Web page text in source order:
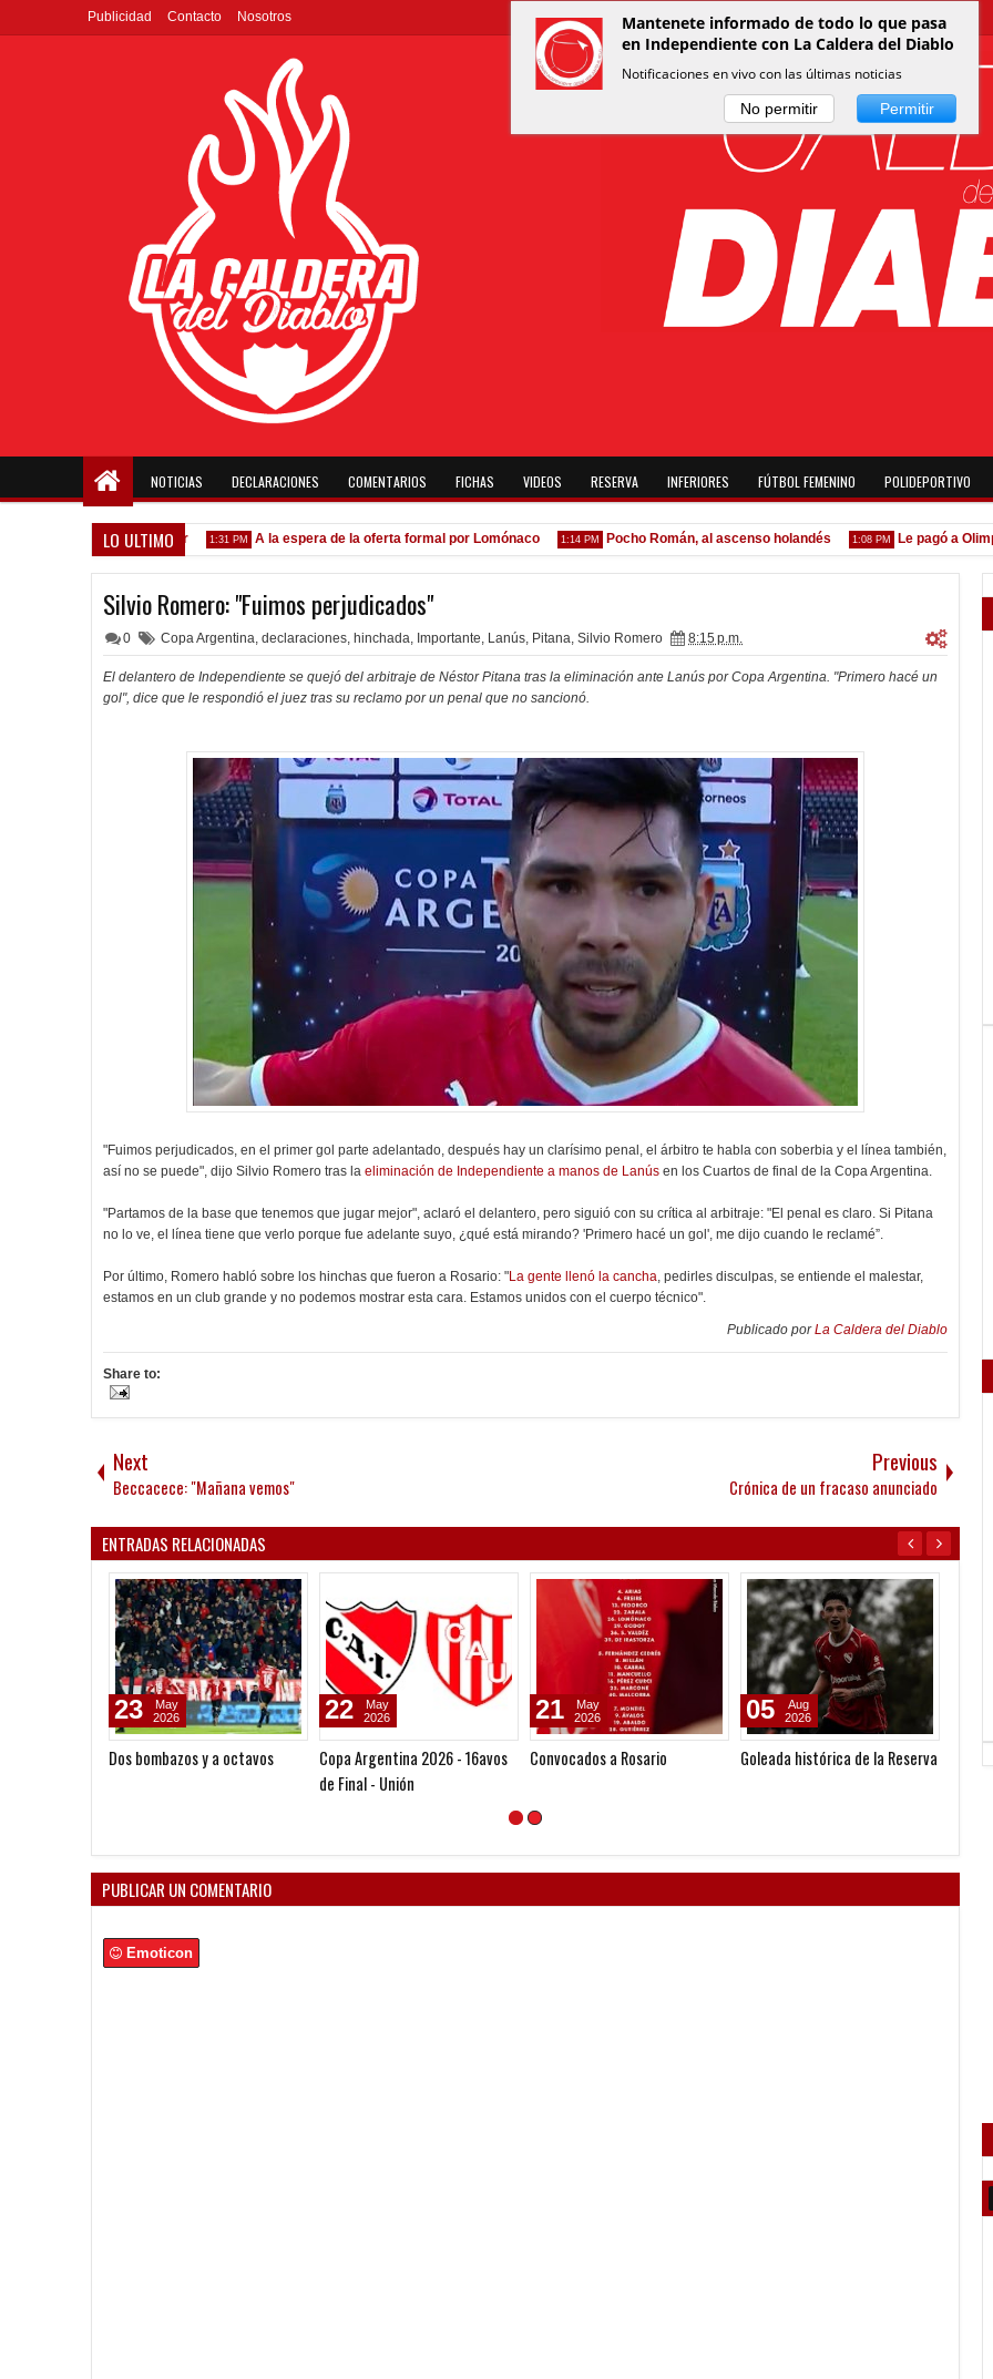
Publicidad Contacto Nosotros
NOTICIAS DECLARACIONES COMENTARIOS FICHAS VIDEOS RESERVA INFERIORES FÚTBOL FEMENINO POLIDEPORTIVO
LO ULTIMO
ante el Calamar 1:31 PM A la espera de la oferta formal por Lomónaco 1:14 PM Pocho Román, al ascenso holandés 1:08 PM Le pagó a Olimpia
Silvio Romero: "Fuimos perjudicados"
0 Copa Argentina, declaraciones, hinchada, Importante, Lanús, Pitana, Silvio Romero 8:15 p.m.
El delantero de Independiente se quejó del arbitraje de Néstor Pitana tras la eliminación ante Lanús por Copa Argentina. "Primero hacé un
gol", dice que le respondió el juez tras su reclamo por un penal que no sancionó.
"Fuimos perjudicados, en el primer gol parte adelantado, después hay un clarísimo penal, el árbitro te habla con soberbia y el línea también,
así no se puede", dijo Silvio Romero tras la eliminación de Independiente a manos de Lanús en los Cuartos de final de la Copa Argentina.
"Partamos de la base que tenemos que jugar mejor", aclaró el delantero, pero siguió con su crítica al arbitraje: "El penal es claro. Si Pitana
no lo ve, el línea tiene que verlo porque fue adelante suyo, ¿qué está mirando? 'Primero hacé un gol', me dijo cuando le reclamé”.
Por último, Romero habló sobre los hinchas que fueron a Rosario: "La gente llenó la cancha, pedirles disculpas, se entiende el malestar,
estamos en un club grande y no podemos mostrar esta cara. Estamos unidos con el cuerpo técnico".
Publicado porLa Caldera del Diablo
Share to:
Next
Beccacece: "Mañana vemos"
Previous
Crónica de un fracaso anunciado
ENTRADAS RELACIONADAS
Dos bombazos y a octavos
23
May
2026
Copa Argentina 2026 - 16avos
de Final - Unión
22
May
2026
Convocados a Rosario
21
May
2026
Goleada histórica de la Reserva
05
Aug
2026
PUBLICAR UN COMENTARIO
Emoticon
Mantenete informado de todo lo que pasa
en Independiente con La Caldera del Diablo
Notificaciones en vivo con las últimas noticias
No permitir Permitir